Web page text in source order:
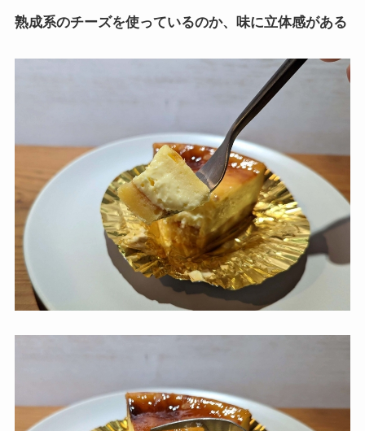
熟成系のチーズを使っているのか、味に立体感がある